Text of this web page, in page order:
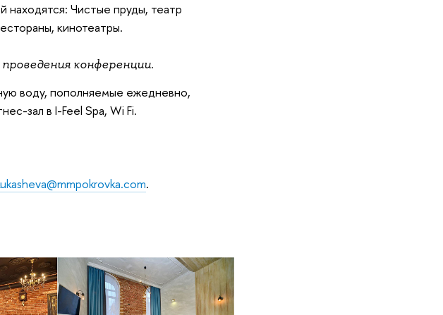
находятся: Чистые пруды, театр
кинотеатры.
конференции.
воду, пополняемые ежедневно,
зал в I-Feel Spa, Wi Fi.
.